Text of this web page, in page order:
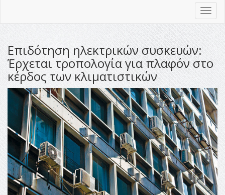
Επιδότηση ηλεκτρικών συσκευών:
Έρχεται τροπολογία για πλαφόν στο
κέρδος των κλιματιστικών